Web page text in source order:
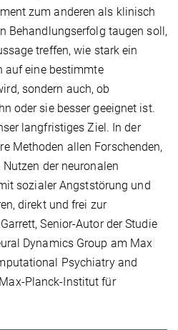
zum anderen als klinisch
Behandlungserfolg taugen soll,
treffen, wie stark ein
auf eine bestimmte
sondern auch, ob
oder sie besser geeignet ist.
langfristiges Ziel. In der
Methoden allen Forschenden,
der neuronalen
sozialer Angststörung und
direkt und frei zur
Senior-Autor der Studie
Dynamics Group am Max
Psychiatry and
Planck-Institut für